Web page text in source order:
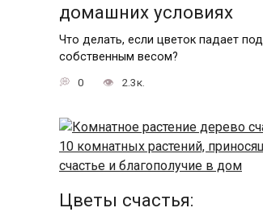
домашних условиях
Что делать, если цветок падает под
собственным весом?
0 2.3к.
Цветы счастья: